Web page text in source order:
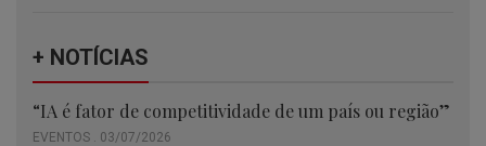
+ NOTÍCIAS
“IA é fator de competitividade de um país ou região”
EVENTOS . 03/07/2026